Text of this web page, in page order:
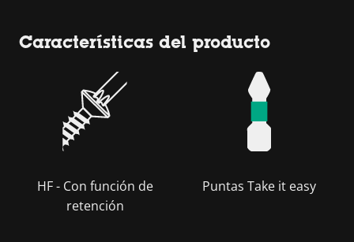
Características del producto
HF - Con función de
retención
Puntas Take it easy